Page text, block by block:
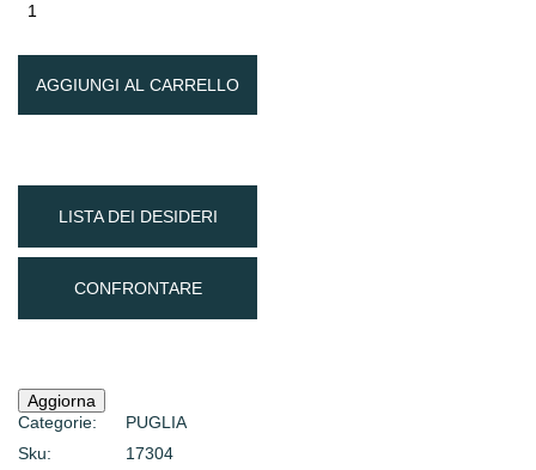
AGGIUNGI AL CARRELLO
LISTA DEI DESIDERI
CONFRONTARE
Categorie:
PUGLIA
Sku:
17304